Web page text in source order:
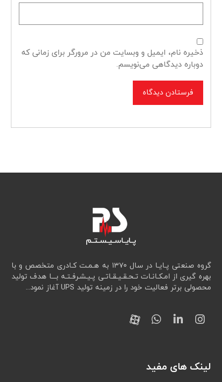
ذخیره نام، ایمیل و وبسایت من در مرورگر برای زمانی که
دوباره دیدگاهی می‌نویسم.
فرستادن دیدگاه
گروه صنعتی پـایـا در سال ۱۳۷۰ به هـمـت کـادری متخصص و با
بهره گیری از امـکـانـات تـحـقـيـقـاتـی پـیـشـرفـتـه بـــا هدف تولید
محصولی برتر فعالیت خود را در زمینه تولید UPS آغاز نمود...
لینک های مفید